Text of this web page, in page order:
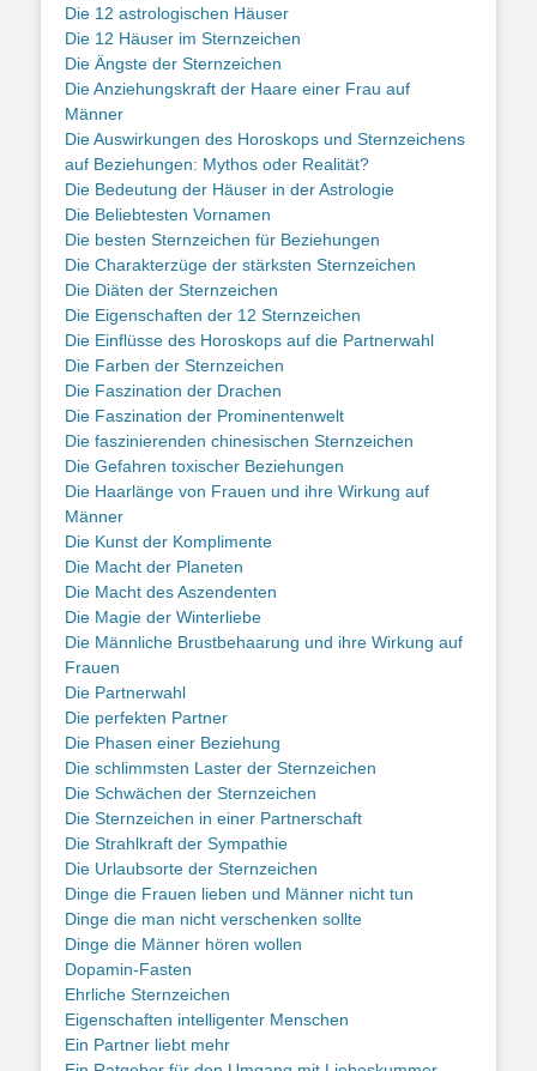
Die 12 astrologischen Häuser
Die 12 Häuser im Sternzeichen
Die Ängste der Sternzeichen
Die Anziehungskraft der Haare einer Frau auf
Männer
Die Auswirkungen des Horoskops und Sternzeichens
auf Beziehungen: Mythos oder Realität?
Die Bedeutung der Häuser in der Astrologie
Die Beliebtesten Vornamen
Die besten Sternzeichen für Beziehungen
Die Charakterzüge der stärksten Sternzeichen
Die Diäten der Sternzeichen
Die Eigenschaften der 12 Sternzeichen
Die Einflüsse des Horoskops auf die Partnerwahl
Die Farben der Sternzeichen
Die Faszination der Drachen
Die Faszination der Prominentenwelt
Die faszinierenden chinesischen Sternzeichen
Die Gefahren toxischer Beziehungen
Die Haarlänge von Frauen und ihre Wirkung auf
Männer
Die Kunst der Komplimente
Die Macht der Planeten
Die Macht des Aszendenten
Die Magie der Winterliebe
Die Männliche Brustbehaarung und ihre Wirkung auf
Frauen
Die Partnerwahl
Die perfekten Partner
Die Phasen einer Beziehung
Die schlimmsten Laster der Sternzeichen
Die Schwächen der Sternzeichen
Die Sternzeichen in einer Partnerschaft
Die Strahlkraft der Sympathie
Die Urlaubsorte der Sternzeichen
Dinge die Frauen lieben und Männer nicht tun
Dinge die man nicht verschenken sollte
Dinge die Männer hören wollen
Dopamin-Fasten
Ehrliche Sternzeichen
Eigenschaften intelligenter Menschen
Ein Partner liebt mehr